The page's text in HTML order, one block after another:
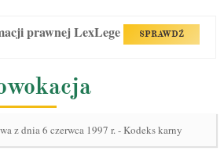
prawnej LexLege SPRAWDŹ
z dnia 6 czerwca 1997 r. - Kodeks karny